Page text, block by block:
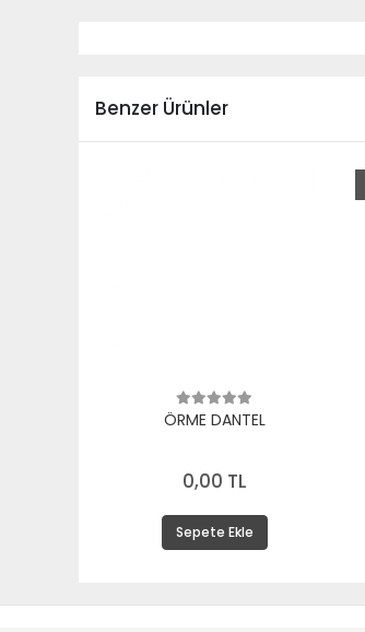
Benzer Ürünler
ÖRME DANTEL
0,00 TL
Sepete Ekle